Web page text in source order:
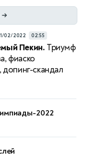
→
02/2022 02:55
Пекин. Триумф
фиаско
допинг-скандал
2022